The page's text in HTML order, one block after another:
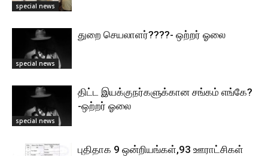
special news
special news
துறை செயலாளர்????- ஒற்றர் ஓலை
special news
திட்ட இயக்குநர்களுக்கான சங்கம் எங்கே?
-ஒற்றர் ஓலை
புதிதாக 9 ஒன்றியங்கள்,93 ஊராட்சிகள்